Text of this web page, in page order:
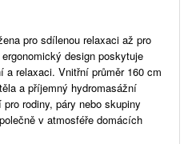
pro sdílenou relaxaci až pro
design poskytuje
a relaxaci. Vnitřní průměr 160 cm
a příjemný hydromasážní
rodiny, páry nebo skupiny
v atmosféře domácích